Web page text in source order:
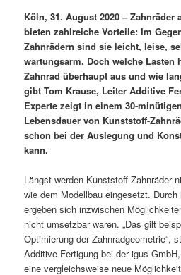
Köln, 31. August 2020 – Zahnräder
bieten zahlreiche Vorteile: Im
Zahnrädern sind sie leicht, leise,
wartungsarm. Doch welche Lasten
Zahnrad überhaupt aus und wie
gibt Tom Krause, Leiter Additive
Experte zeigt in einem 30-
Lebensdauer von Kunststoff-
schon bei der Auslegung und
kann.
Längst werden Kunststoff-Zahnräder
wie dem Modellbau eingesetzt.
ergeben sich inzwischen
nicht umsetzbar waren. „Das gilt
Optimierung der Zahnradgeometrie“,
Additive Fertigung bei der igus
eine vergleichsweise neue